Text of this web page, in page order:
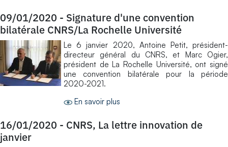
09/01/2020 - Signature d'une convention
bilatérale CNRS/La Rochelle Université
Le 6 janvier 2020, Antoine Petit, président-
directeur général du CNRS, et Marc Ogier,
président de La Rochelle Université, ont signé
une convention bilatérale pour la période
2020-2021.
En savoir plus
16/01/2020 - CNRS, La lettre innovation de
janvier